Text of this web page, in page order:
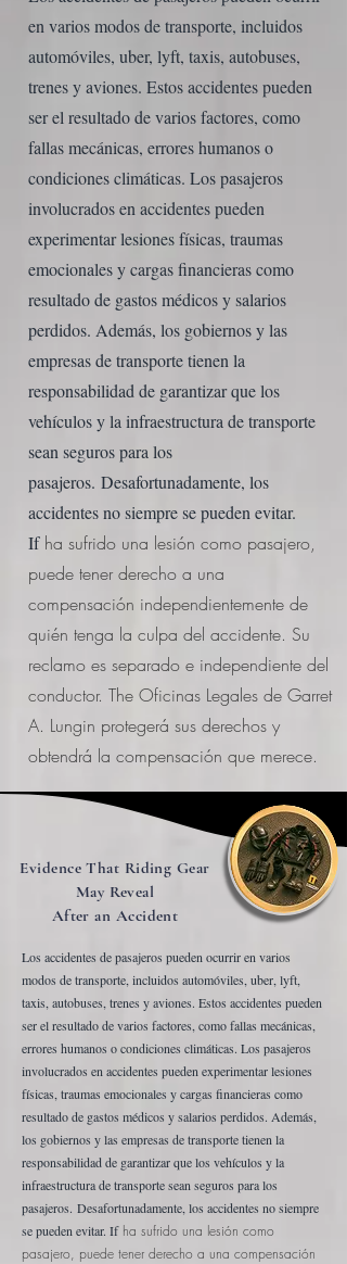
en varios modos de transporte, incluidos
automóviles, uber, lyft, taxis, autobuses,
trenes y aviones. Estos accidentes pueden
ser el resultado de varios factores, como
fallas mecánicas, errores humanos o
condiciones climáticas. Los pasajeros
involucrados en accidentes pueden
experimentar lesiones físicas, traumas
emocionales y cargas financieras como
resultado de gastos médicos y salarios
perdidos. Además, los gobiernos y las
empresas de transporte tienen la
responsabilidad de garantizar que los
vehículos y la infraestructura de transporte
sean seguros para los
pasajeros. Desafortunadamente, los
accidentes no siempre se pueden evitar.
If ha sufrido una lesión como pasajero,
puede tener derecho a una
compensación independientemente de
quién tenga la culpa del accidente. Su
reclamo es separado e independiente del
conductor. The Oficinas Legales de Garret
A. Lungin protegerá sus derechos y
obtendrá la compensación que merece.
Evidence That Riding Gear
May Reveal
After an Accident
Los accidentes de pasajeros pueden ocurrir en varios
modos de transporte, incluidos automóviles, uber, lyft,
taxis, autobuses, trenes y aviones. Estos accidentes pueden
ser el resultado de varios factores, como fallas mecánicas,
errores humanos o condiciones climáticas. Los pasajeros
involucrados en accidentes pueden experimentar lesiones
físicas, traumas emocionales y cargas financieras como
resultado de gastos médicos y salarios perdidos. Además,
los gobiernos y las empresas de transporte tienen la
responsabilidad de garantizar que los vehículos y la
infraestructura de transporte sean seguros para los
pasajeros. Desafortunadamente, los accidentes no siempre
se pueden evitar. If ha sufrido una lesión como
pasajero, puede tener derecho a una compensación